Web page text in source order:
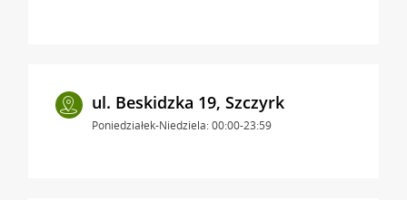
ul. Beskidzka 19, Szczyrk
Poniedziałek-Niedziela: 00:00-23:59